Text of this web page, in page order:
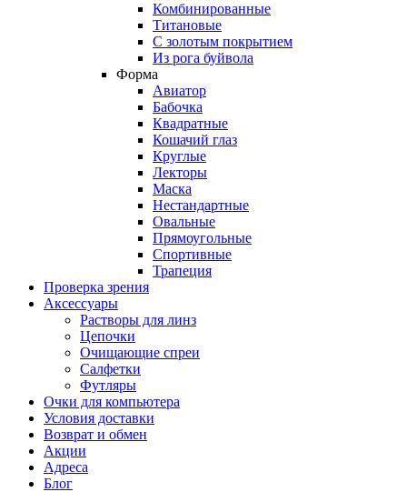
Комбинированные
Титановые
С золотым покрытием
Из рога буйвола
Форма
Авиатор
Бабочка
Квадратные
Кошачий глаз
Круглые
Лекторы
Маска
Нестандартные
Овальные
Прямоугольные
Спортивные
Трапеция
Проверка зрения
Аксессуары
Растворы для линз
Цепочки
Очищающие спреи
Салфетки
Футляры
Очки для компьютера
Условия доставки
Возврат и обмен
Акции
Адреса
Блог